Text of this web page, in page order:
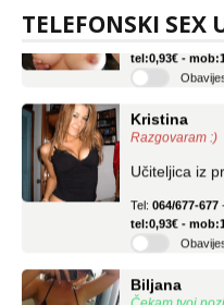
TELEFONSKI SEX
Tel:064/677-677
tel:0,93€ -
Kristina
Razgovaram :)
Učiteljica iz
Tel: 064/677-677
tel:0,93€ -
Biljana
Čekam tvoj